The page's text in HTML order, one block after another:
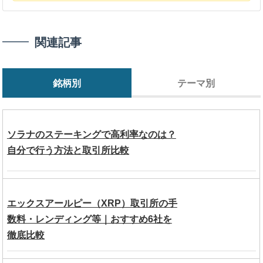
関連記事
銘柄別 テーマ別
ソラナのステーキングで高利率なのは？
自分で行う方法と取引所比較
エックスアールピー（XRP）取引所の手
数料・レンディング等｜おすすめ6社を
徹底比較